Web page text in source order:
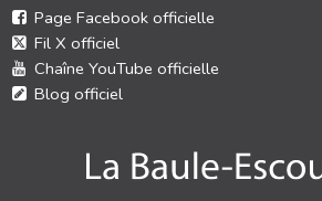
Page Facebook officielle
Fil X officiel
Chaîne YouTube officielle
Blog officiel